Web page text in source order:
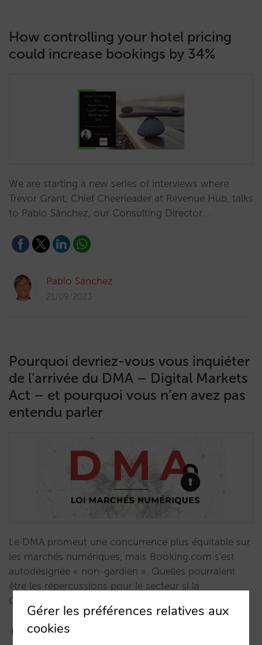
How controlling your hotel pricing
could increase bookings by 34%
We are starting a new series of interviews where
Trevor Grant, Chief Cheerleader at Revenue Hub, talks
to Pablo Sánchez, our Consulting Director.…
Pablo Sánchez
21/09/2023
Pourquoi devriez-vous vous inquiéter
de l’arrivée du DMA – Digital Markets
Act – et pourquoi vous n’en avez pas
entendu parler
Le DMA promeut une concurrence plus équitable sur
les marchés numériques, mais Booking.com s'est
autodésignée « non-gardien ». Quelles pourraient
être les répercussions pour le secteur si la
Commission européenne l'acceptait ?…
Gérer les préférences relatives aux
cookies